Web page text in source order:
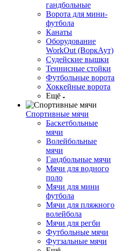
гандбольные
Ворота для мини-
футбола
Канаты
Оборудование
WorkOut (ВоркАут)
Судейские вышки
Теннисные стойки
Футбольные ворота
Хоккейные ворота
Ещё
Спортивные мячи
Баскетбольные
мячи
Волейбольные
мячи
Гандбольные мячи
Мячи для водного
поло
Мячи для мини
футбола
Мячи для пляжного
волейбола
Мячи для регби
Футбольные мячи
Футзальные мячи